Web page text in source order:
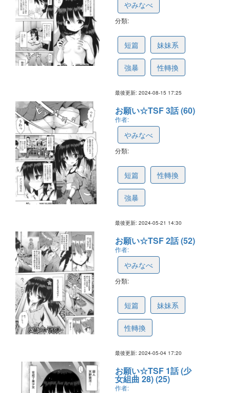
やみなべ
分類:
短篇 妹妹系
強暴 性轉換
最後更新: 2024-08-15 17:25
お願い☆TSF 3話 (60)
作者:
やみなべ
分類:
短篇 性轉換
強暴
最後更新: 2024-05-21 14:30
お願い☆TSF 2話 (52)
作者:
やみなべ
分類:
短篇 妹妹系
性轉換
最後更新: 2024-05-04 17:20
お願い☆TSF 1話 (少
女組曲 28) (25)
作者: